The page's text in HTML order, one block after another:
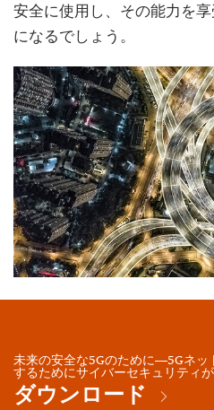
安全に使用し、その能力を
になるでしょう。
未来の安全な5Gのために―5Gネッ
するためにサイバーセキュリティ
ダウンロード